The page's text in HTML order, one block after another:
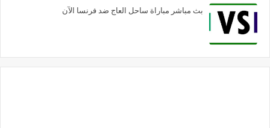
بث مباشر مباراة ساحل العاج ضد فرنسا الآن